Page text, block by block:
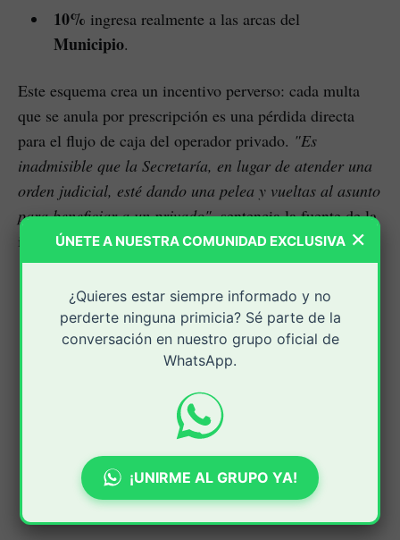
10% ingresa realmente a las arcas del
Municipio.
Este esquema crea un incentivo perverso: cada multa
que se anula por prescripción es una pérdida directa
para el flujo de caja del operador privado. "Es
inadmisible que la Secretaría, en lugar de atender una
orden judicial, esté dando una pelea y vueltas al asunto
para beneficiar a un privado", sentencia la fuente de la
investigación.
×
ÚNETE A NUESTRA COMUNIDAD EXCLUSIVA
¿Quieres estar siempre informado y no
perderte ninguna primicia? Sé parte de la
conversación en nuestro grupo oficial de
WhatsApp.
¡UNIRME AL GRUPO YA!